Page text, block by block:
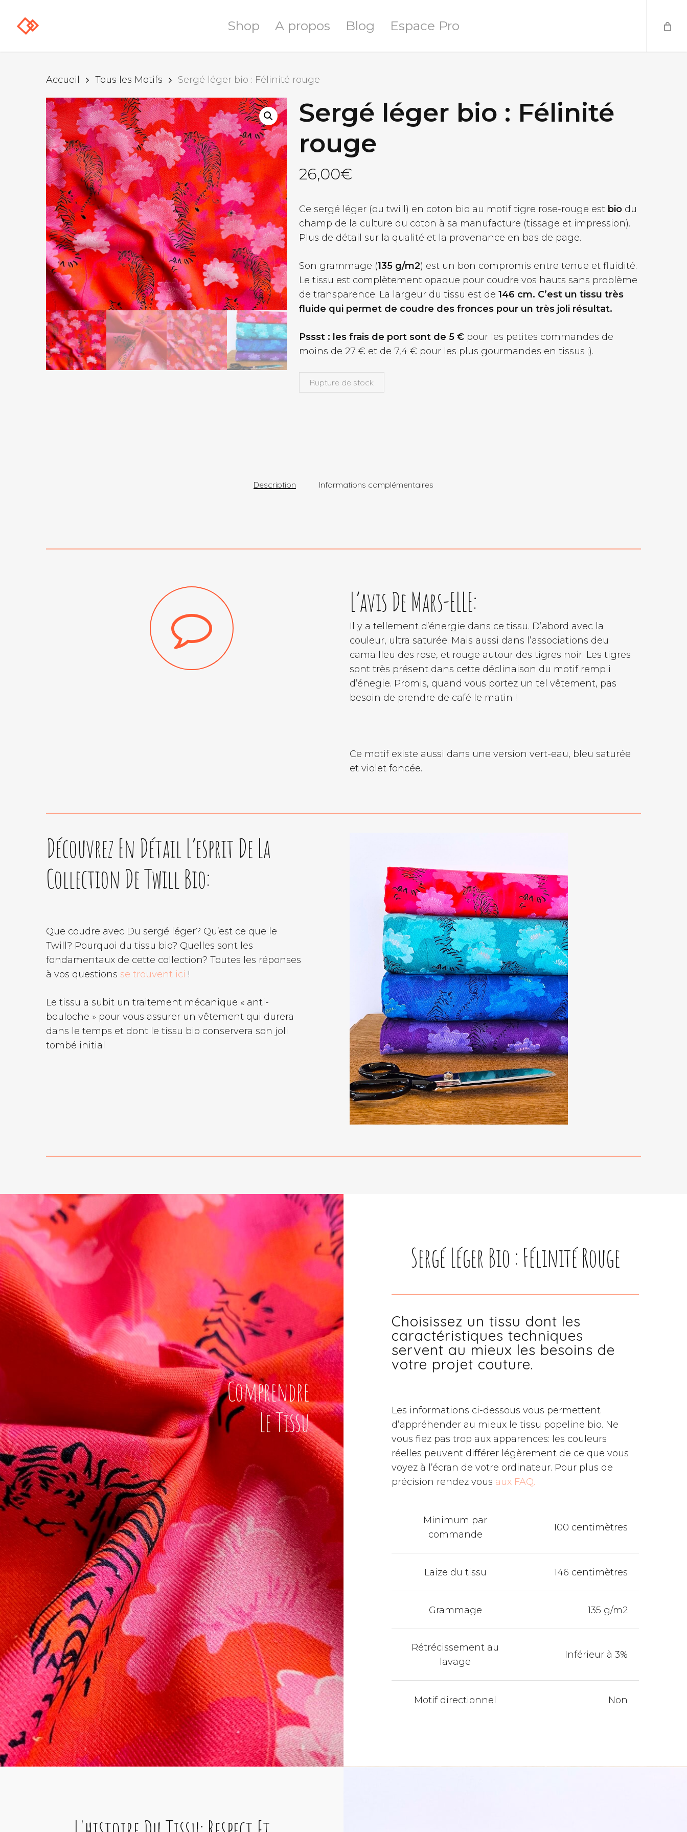
main
content
Shop A propos Blog Espace Pro
Accueil Tous les Motifs Sergé léger bio : Félinité rouge
Sergé léger bio : Félinité
rouge
26,00€
Ce sergé léger (ou twill) en coton bio au motif tigre rose-rouge est biodu
champ de la culture du coton à sa manufacture (tissage et impression).
Plus de détail sur la qualité et la provenance en bas de page.
Son grammage (135 g/m2) est un bon compromis entre tenue et fluidité.
Le tissu est complètement opaque pour coudre vos hauts sans problème
de transparence. La largeur du tissu est de 146 cm. C’est un tissu très
fluide qui permet de coudre des fronces pour un très joli résultat.
Pssst : les frais de port sont de 5 €pour les petites commandes de
moins de 27 € et de 7,4 € pour les plus gourmandes en tissus ;).
Rupture de stock
Description Informations complémentaires
L’avis De Mars-ELLE:
Il y a tellement d’énergie dans ce tissu. D’abord avec la
couleur, ultra saturée. Mais aussi dans l’associations deu
camailleu des rose, et rouge autour des tigres noir. Les tigres
sont très présent dans cette déclinaison du motif rempli
d’énegie. Promis, quand vous portez un tel vêtement, pas
besoin de prendre de café le matin !
Ce motif existe aussi dans une version vert-eau, bleu saturée
et violet foncée.
Découvrez En Détail L’esprit De La
Collection De Twill Bio:
Que coudre avec Du sergé léger? Qu’est ce que le
Twill? Pourquoi du tissu bio? Quelles sont les
fondamentaux de cette collection? Toutes les réponses
à vos questions se trouvent ici !
Le tissu a subit un traitement mécanique « anti-
bouloche » pour vous assurer un vêtement qui durera
dans le temps et dont le tissu bio conservera son joli
tombé initial
Comprendre
Le Tissu
Sergé Léger Bio : Félinité Rouge
Choisissez un tissu dont les
caractéristiques techniques
servent au mieux les besoins de
votre projet couture.
Les informations ci-dessous vous permettent
d’appréhender au mieux le tissu popeline bio. Ne
vous fiez pas trop aux apparences: les couleurs
réelles peuvent différer légèrement de ce que vous
voyez à l’écran de votre ordinateur. Pour plus de
précision rendez vous aux FAQ.
Minimum par
commande
100 centimètres
Laize du tissu 146 centimètres
Grammage 135 g/m2
Rétrécissement au
lavage
Inférieur à 3%
Motif directionnel Non